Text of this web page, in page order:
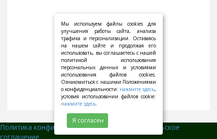
Политика конфиденциальности||
Пользовательское
соглашение
Мы используем файлы cookies для
улучшения работы сайта, анализа
трафика и персонализации. Оставаясь
на нашем сайте и продолжая его
использовать, вы соглашаетесь с нашей
политикой использования
персональных данных и условиями
использования файлов cookies.
Ознакомиться с нашими Положениями
о конфиденциальности: нажмите здесь,
условия использовании файлов cookie:
нажмите здесь.
Я согласен